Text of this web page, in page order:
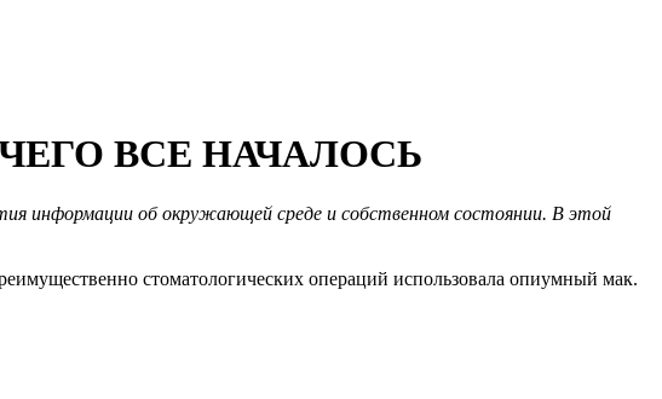
ВСЕ НАЧАЛОСЬ
информации об окружающей среде и собственном состоянии. В этой
стоматологических операций использовала опиумный мак.